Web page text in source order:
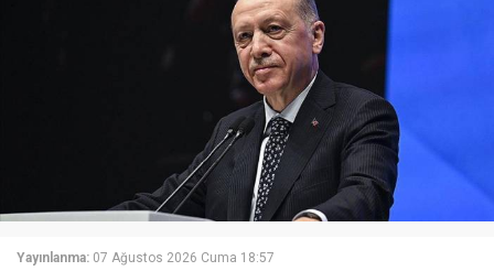
Yayınlanma: 07 Ağustos 2026 Cuma 18:57